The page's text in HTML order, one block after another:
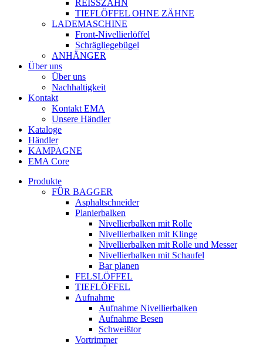
REISSZAHN
TIEFLÖFFEL OHNE ZÄHNE
LADEMASCHINE
Front-Nivellierlöffel
Schrägliegebügel
ANHÄNGER
Über uns
Über uns
Nachhaltigkeit
Kontakt
Kontakt EMA
Unsere Händler
Kataloge
Händler
KAMPAGNE
EMA Core
Produkte
FÜR BAGGER
Asphaltschneider
Planierbalken
Nivellierbalken mit Rolle
Nivellierbalken mit Klinge
Nivellierbalken mit Rolle und Messer
Nivellierbalken mit Schaufel
Bar planen
FELSLÖFFEL
TIEFLÖFFEL
Aufnahme
Aufnahme Nivellierbalken
Aufnahme Besen
Schweißtor
Vortrimmer